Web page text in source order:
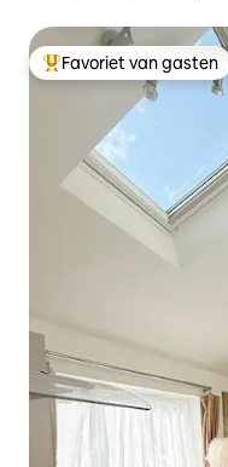
Topfavoriet van gasten
Favoriet van gasten